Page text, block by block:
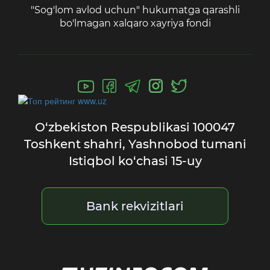
"Sog'lom avlod uchun" hukumatga qarashli
bo'lmagan xalqaro xayriya fondi
O‘zbekiston Respublikasi 100047
Toshkent shahri, Yashnobod tumani
Istiqbol ko‘chasi 15-uy
Bank rekvizitlari